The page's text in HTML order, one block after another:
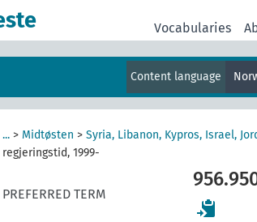
Vocabularies
Content language
... > Midtøsten > Syria, Libanon, Kypros, Israel,
regjeringstid, 1999-
PREFERRED TERM